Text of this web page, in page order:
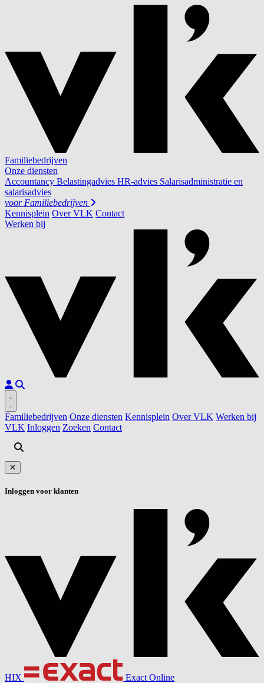
Familiebedrijven
Onze diensten
Accountancy Belastingadvies HR-advies Salarisadministratie en
salarisadvies
voor Familiebedrijven
Kennisplein Over VLK Contact
Werken bij
Familiebedrijven Onze diensten Kennisplein Over VLK Werken bij
VLK Inloggen Zoeken Contact
✕
Inloggen voor klanten
HIX Exact Online